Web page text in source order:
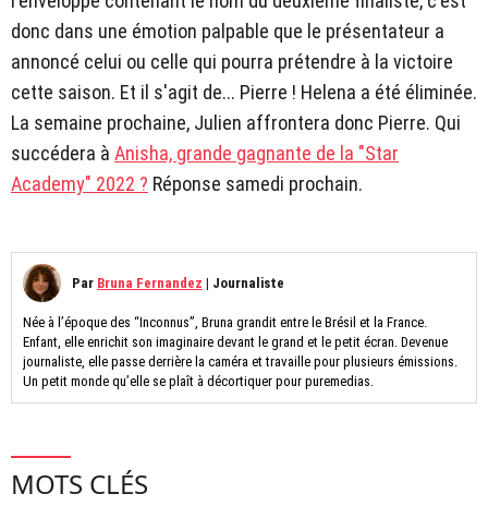
donc dans une émotion palpable que le présentateur a
annoncé celui ou celle qui pourra prétendre à la victoire
cette saison. Et il s'agit de... Pierre ! Helena a été éliminée.
La semaine prochaine, Julien affrontera donc Pierre. Qui
succédera à Anisha, grande gagnante de la "Star
Academy" 2022 ? Réponse samedi prochain.
Par Bruna Fernandez | Journaliste
Née à l’époque des “Inconnus”, Bruna grandit entre le Brésil et la France.
Enfant, elle enrichit son imaginaire devant le grand et le petit écran. Devenue
journaliste, elle passe derrière la caméra et travaille pour plusieurs émissions.
Un petit monde qu’elle se plaît à décortiquer pour puremedias.
MOTS CLÉS